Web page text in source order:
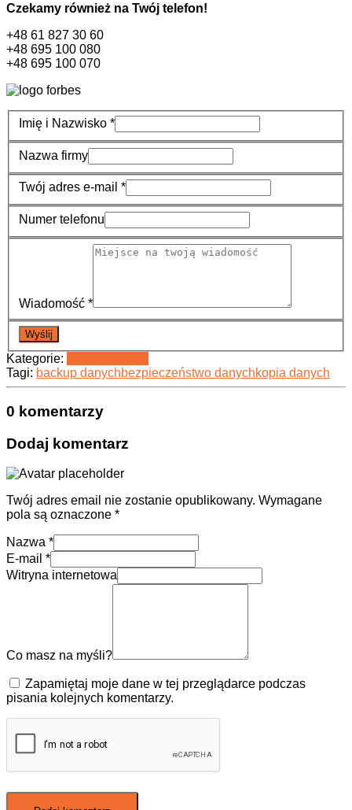
Czekamy również na Twój telefon!
+48 61 827 30 60
+48 695 100 080
+48 695 100 070
Imię i Nazwisko *
Nazwa firmy
Twój adres e-mail *
Numer telefonu
Wiadomość *
Wyślij
Kategorie:
Tagi: backup danychbezpieczeństwo danychkopia danych
0 komentarzy
Dodaj komentarz
Twój adres email nie zostanie opublikowany. Wymagane
pola są oznaczone *
Nazwa *
E-mail *
Witryna internetowa
Co masz na myśli?
Zapamiętaj moje dane w tej przeglądarce podczas
pisania kolejnych komentarzy.